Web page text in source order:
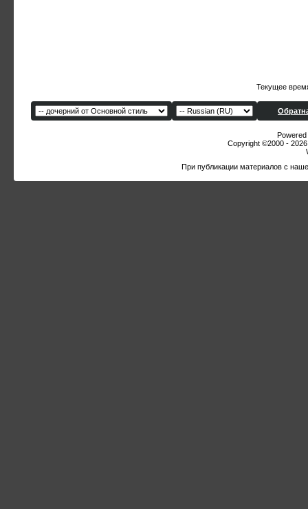
Текущее
Copyright ©2000 -
При публикации материалов с